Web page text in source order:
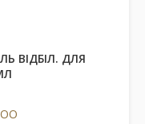
ВІДБІЛ. ДЛЯ